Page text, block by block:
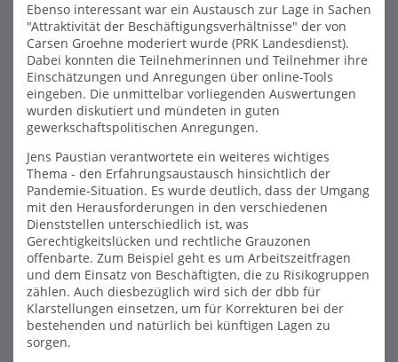
Ebenso interessant war ein Austausch zur Lage in Sachen
"Attraktivität der Beschäftigungsverhältnisse" der von
Carsen Groehne moderiert wurde (PRK Landesdienst).
Dabei konnten die Teilnehmerinnen und Teilnehmer ihre
Einschätzungen und Anregungen über online-Tools
eingeben. Die unmittelbar vorliegenden Auswertungen
wurden diskutiert und mündeten in guten
gewerkschaftspolitischen Anregungen.
Jens Paustian verantwortete ein weiteres wichtiges
Thema - den Erfahrungsaustausch hinsichtlich der
Pandemie-Situation. Es wurde deutlich, dass der Umgang
mit den Herausforderungen in den verschiedenen
Dienststellen unterschiedlich ist, was
Gerechtigkeitslücken und rechtliche Grauzonen
offenbarte. Zum Beispiel geht es um Arbeitszeitfragen
und dem Einsatz von Beschäftigten, die zu Risikogruppen
zählen. Auch diesbezüglich wird sich der dbb für
Klarstellungen einsetzen, um für Korrekturen bei der
bestehenden und natürlich bei künftigen Lagen zu
sorgen.